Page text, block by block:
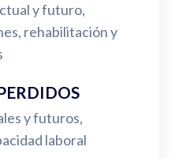
y futuro,
rehabilitación y
y futuros,
laboral